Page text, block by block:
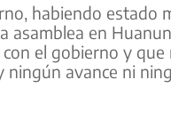
habiendo estado
asamblea en
el gobierno y que
ningún avance ni